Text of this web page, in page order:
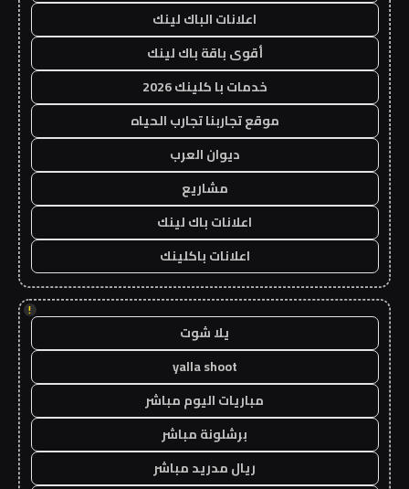
اعلانات الباك لينك
أقوى باقة باك لينك
خدمات با كلينك 2026
موقع تجاربنا تجارب الحياه
ديوان العرب
مشاريع
اعلانات باك لينك
اعلانات باكلينك
!
يلا شوت
yalla shoot
مباريات اليوم مباشر
برشلونة مباشر
ريال مدريد مباشر